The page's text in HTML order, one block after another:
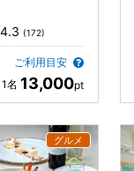
4.3 (172)
ご利用目安
13,000